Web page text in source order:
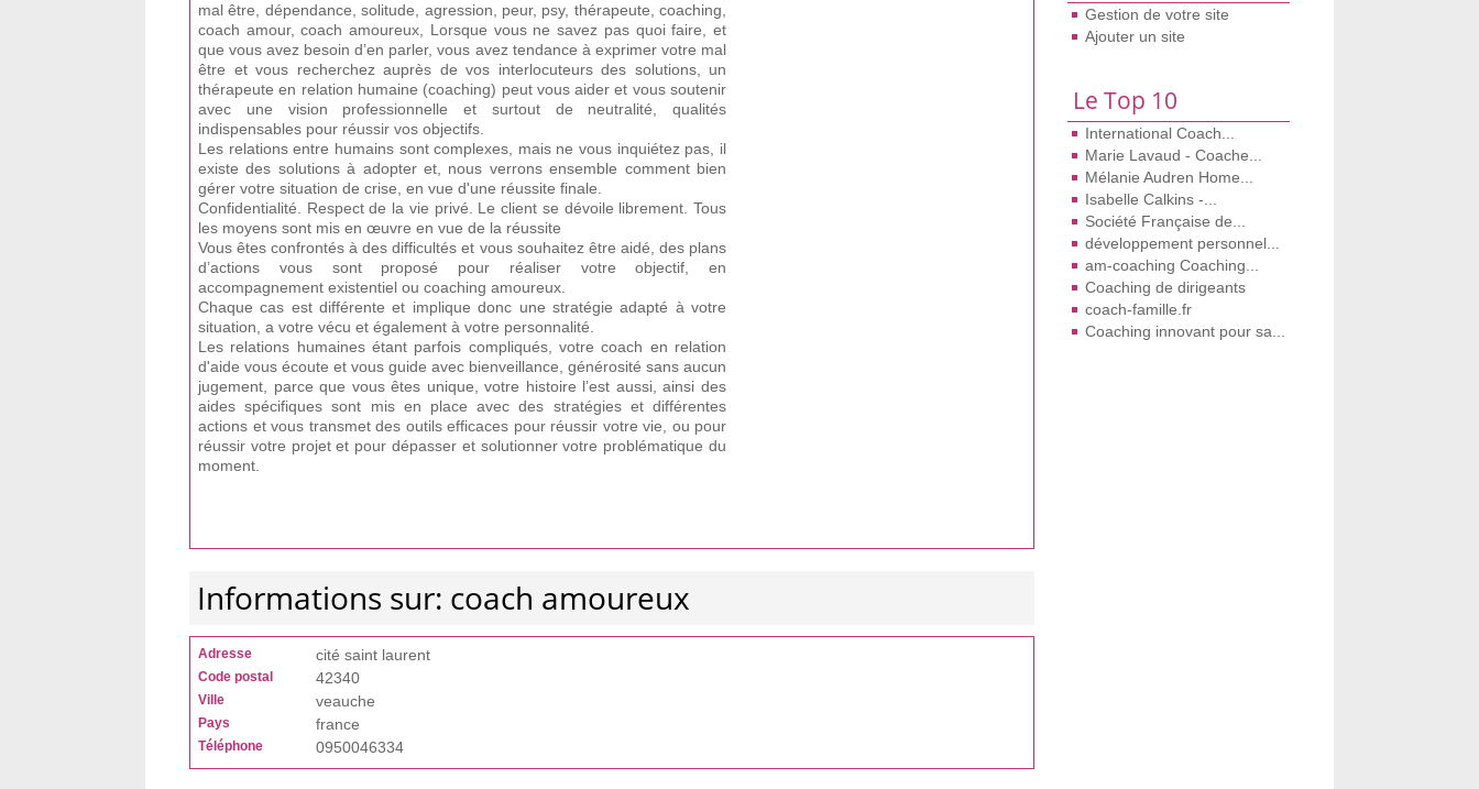
Gestion de votre site
Ajouter un site
Le Top 10
International Coach...
Marie Lavaud - Coache...
Mélanie Audren Home...
Isabelle Calkins -...
Société Française de...
développement personnel...
am-coaching Coaching...
Coaching de dirigeants
coach-famille.fr
Coaching innovant pour sa...
mal être, dépendance, solitude, agression, peur, psy, thérapeute, coaching,
coach amour, coach amoureux, Lorsque vous ne savez pas quoi faire, et
que vous avez besoin d’en parler, vous avez tendance à exprimer votre mal
être et vous recherchez auprès de vos interlocuteurs des solutions, un
thérapeute en relation humaine (coaching) peut vous aider et vous soutenir
avec une vision professionnelle et surtout de neutralité, qualités
indispensables pour réussir vos objectifs.
Les relations entre humains sont complexes, mais ne vous inquiétez pas, il
existe des solutions à adopter et, nous verrons ensemble comment bien
gérer votre situation de crise, en vue d'une réussite finale.
Confidentialité. Respect de la vie privé. Le client se dévoile librement. Tous
les moyens sont mis en œuvre en vue de la réussite
Vous êtes confrontés à des difficultés et vous souhaitez être aidé, des plans
d’actions vous sont proposé pour réaliser votre objectif, en
accompagnement existentiel ou coaching amoureux.
Chaque cas est différente et implique donc une stratégie adapté à votre
situation, a votre vécu et également à votre personnalité.
Les relations humaines étant parfois compliqués, votre coach en relation
d'aide vous écoute et vous guide avec bienveillance, générosité sans aucun
jugement, parce que vous êtes unique, votre histoire l’est aussi, ainsi des
aides spécifiques sont mis en place avec des stratégies et différentes
actions et vous transmet des outils efficaces pour réussir votre vie, ou pour
réussir votre projet et pour dépasser et solutionner votre problématique du
moment.
Informations sur: coach amoureux
Adresse cité saint laurent
Code postal 42340
Ville veauche
Pays france
Téléphone 0950046334